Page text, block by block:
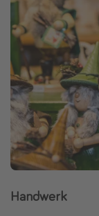
Handwerk